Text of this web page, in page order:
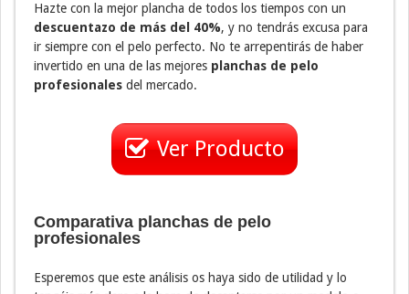
Hazte con la mejor plancha de todos los tiempos con un
descuentazo de más del 40%, y no tendrás excusa para
ir siempre con el pelo perfecto. No te arrepentirás de haber
invertido en una de las mejores planchas de pelo
profesionales del mercado.
Ver Producto
Comparativa planchas de pelo
profesionales
Esperemos que este análisis os haya sido de utilidad y lo